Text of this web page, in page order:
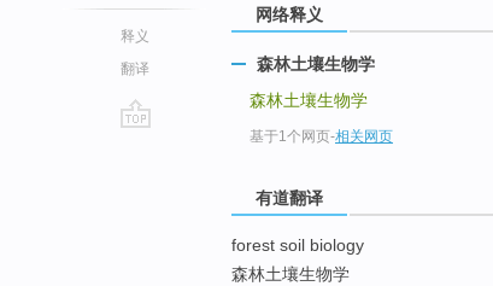
释义
翻译
网络释义
森林土壤生物学
森林土壤生物学
基于1个网页-相关网页
有道翻译
forest soil biology
森林土壤生物学